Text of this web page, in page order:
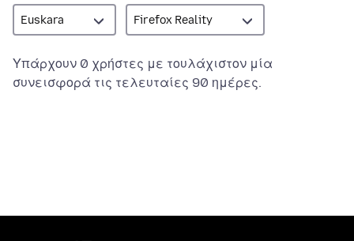
Euskara Firefox Reality
Υπάρχουν 0 χρήστες με τουλάχιστον μία
συνεισφορά τις τελευταίες 90 ημέρες.